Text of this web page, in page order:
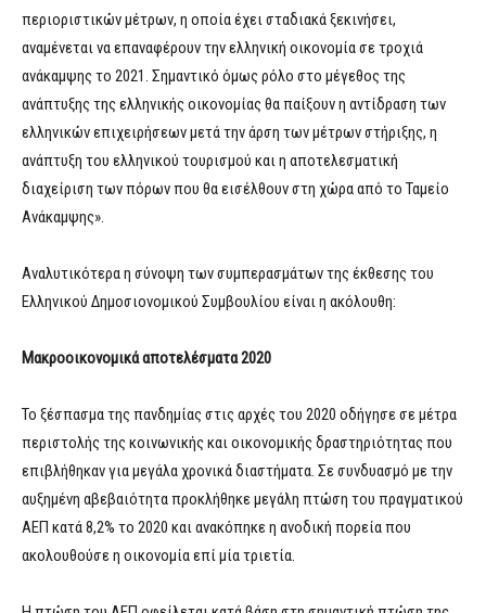
περιοριστικών μέτρων, η οποία έχει σταδιακά ξεκινήσει,
αναμένεται να επαναφέρουν την ελληνική οικονομία σε τροχιά
ανάκαμψης το 2021. Σημαντικό όμως ρόλο στο μέγεθος της
ανάπτυξης της ελληνικής οικονομίας θα παίξουν η αντίδραση των
ελληνικών επιχειρήσεων μετά την άρση των μέτρων στήριξης, η
ανάπτυξη του ελληνικού τουρισμού και η αποτελεσματική
διαχείριση των πόρων που θα εισέλθουν στη χώρα από το Ταμείο
Ανάκαμψης».
Αναλυτικότερα η σύνοψη των συμπερασμάτων της έκθεσης του
Ελληνικού Δημοσιονομικού Συμβουλίου είναι η ακόλουθη:
Μακροοικονομικά αποτελέσματα 2020
Το ξέσπασμα της πανδημίας στις αρχές του 2020 οδήγησε σε μέτρα
περιστολής της κοινωνικής και οικονομικής δραστηριότητας που
επιβλήθηκαν για μεγάλα χρονικά διαστήματα. Σε συνδυασμό με την
αυξημένη αβεβαιότητα προκλήθηκε μεγάλη πτώση του πραγματικού
ΑΕΠ κατά 8,2% το 2020 και ανακόπηκε η ανοδική πορεία που
ακολουθούσε η οικονομία επί μία τριετία.